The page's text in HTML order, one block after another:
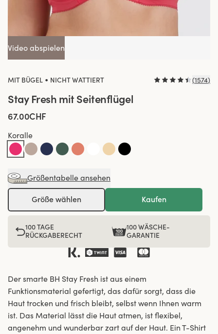
Video abspielen
MIT BÜGEL • NICHT WATTIERT (1574)
Stay Fresh mit Seitenflügel
67.00CHF
Koralle
Größentabelle ansehen
Größe wählen Kaufen
100 TAGE
RÜCKGABERECHT
100 WÄSCHE-
GARANTIE
Der smarte BH Stay Fresh ist aus einem
Funktionsmaterial gefertigt, das dafür sorgt, dass die
Haut trocken und frisch bleibt, selbst wenn Ihnen warm
ist. Das Material lässt die Haut atmen, ist flexibel,
angenehm und wunderbar zart auf der Haut. Ein T-Shirt